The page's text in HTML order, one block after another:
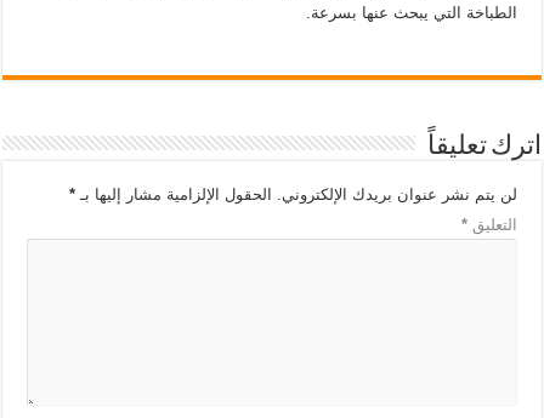
الطباخة التي يبحث عنها بسرعة.
اترك تعليقاً
لن يتم نشر عنوان بريدك الإلكتروني. الحقول الإلزامية مشار إليها بـ*
التعليق*